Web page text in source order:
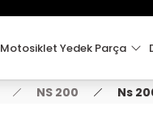
2000 TL
Motosiklet Yedek Parça
NS 200 Ns